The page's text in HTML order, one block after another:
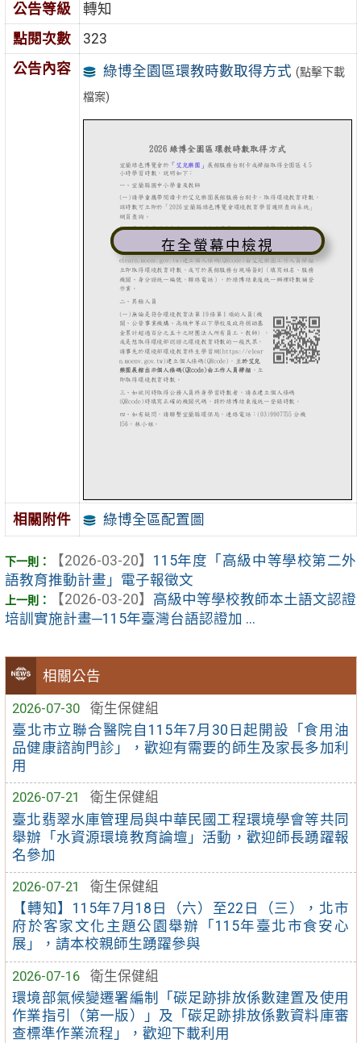
相關公告
2026-07-30
衛生保健組
臺北市立聯合醫院自115年7月30日起開設「食用油
品健康諮詢門診」，歡迎有需要的師生及家長多加利
用
2026-07-21
衛生保健組
臺北翡翠水庫管理局與中華民國工程環境學會等共同
舉辦「水資源環境教育論壇」活動，歡迎師長踴躍報
名參加
2026-07-21
衛生保健組
【轉知】115年7月18日（六）至22日（三），北市
府於客家文化主題公園舉辦「115年臺北市食安心
展」，請本校親師生踴躍參與
2026-07-16
衛生保健組
環境部氣候變遷署編制「碳足跡排放係數建置及使用
作業指引（第一版）」及「碳足跡排放係數資料庫審
查標準作業流程」，歡迎下載利用
公告等級
轉知
點閱次數
323
公告內容
綠博全園區環教時數取得方式 (點擊下載
檔案)
在全螢幕中檢視
相關附件 綠博全區配置圖
【2026-03-20】 115年度「高級中等學校第二外
語教育推動計畫」電子報徵文
【2026-03-20】 高級中等學校教師本土語文認證
培訓實施計畫─115年臺灣台語認證加 ...